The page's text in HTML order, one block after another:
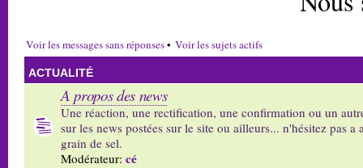
Voir les messages sans réponses• Voir les sujets actifs
ACTUALITÉ
A propos des news
Une réaction, une rectification, une confirmation ou un
sur les news postées sur le site ou ailleurs... n'hésitez pas a
grain de sel.
Modérateur: cé